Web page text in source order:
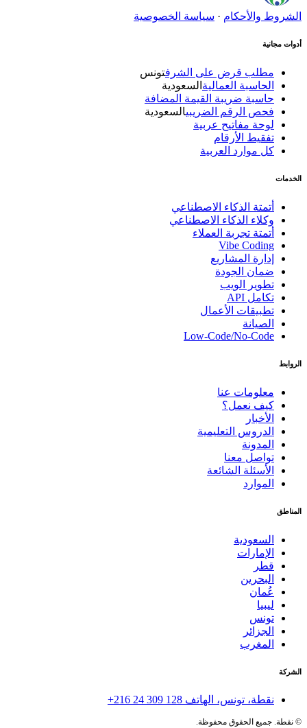
الشروط والأحكام· سياسة الخصوصية
أدوات مجانية
مطلب قرض على الشرف تونس
الحاسبة العماليةالسعودية
حاسبة ضريبة القيمة المضافة
فحص الرقم الضريبيالسعودية
لوحة مفاتيح عربية
تفقيط الأرقام
كل موارد العربية
الخدمات
أتمتة الذكاء الاصطناعي
وكلاء الذكاء الاصطناعي
أتمتة تجربة العملاء
Vibe Coding
إدارة المشاريع
ضمان الجودة
تطوير الويب
تكامل API
تطبيقات الأعمال
الصيانة
Low-Code/No-Code
الروابط
معلومات عنا
كيف نعمل؟
الأخبار
الدروس التعليمية
المدونة
تواصل معنا
الأسئلة الشائعة
الموارد
المناطق
السعودية
الإمارات
قطر
البحرين
عُمان
ليبيا
تونس
الجزائر
المغرب
الشركة
نقطة، تونس، الهاتف+216 24 309 128
©نقطة. جميع الحقوق محفوظة.